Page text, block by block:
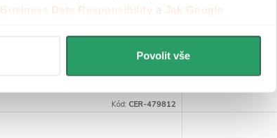
Business Data Responsibility a Jak Google
Povolit vše
Kód: CER-479812